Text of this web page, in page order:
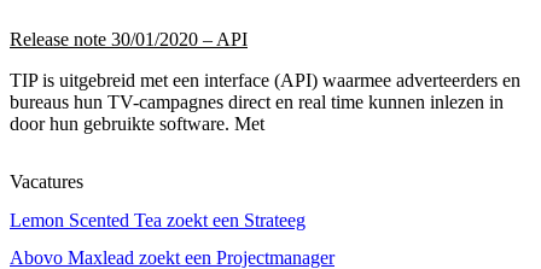
Release note 30/01/2020 – API
TIP is uitgebreid met een interface (API) waarmee adverteerders en
bureaus hun TV-campagnes direct en real time kunnen inlezen in
door hun gebruikte software. Met
Vacatures
Lemon Scented Tea zoekt een Strateeg
Abovo Maxlead zoekt een Projectmanager